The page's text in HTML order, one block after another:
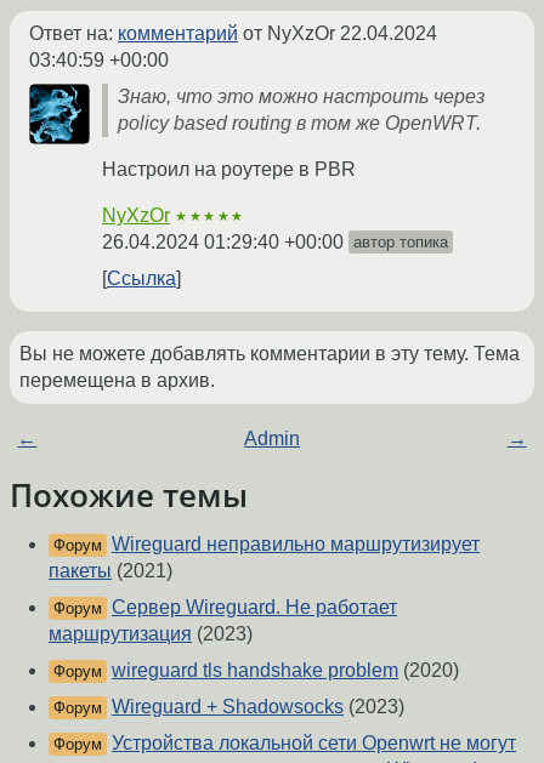
Ответ на: комментарий от NyXzOr 22.04.2024
03:40:59 +00:00
Знаю, что это можно настроить через
policy based routing в том же OpenWRT.
Настроил на роутере в PBR
NyXzOr ★★★★★
26.04.2024 01:29:40 +00:00 автор топика
Ссылка
Вы не можете добавлять комментарии в эту тему. Тема
перемещена в архив.
← Admin →
Похожие темы
Форум Wireguard неправильно маршрутизирует
пакеты (2021)
Форум Сервер Wireguard. Не работает
маршрутизация (2023)
Форум wireguard tls handshake problem (2020)
Форум Wireguard + Shadowsocks (2023)
Форум Устройства локальной сети Openwrt не могут